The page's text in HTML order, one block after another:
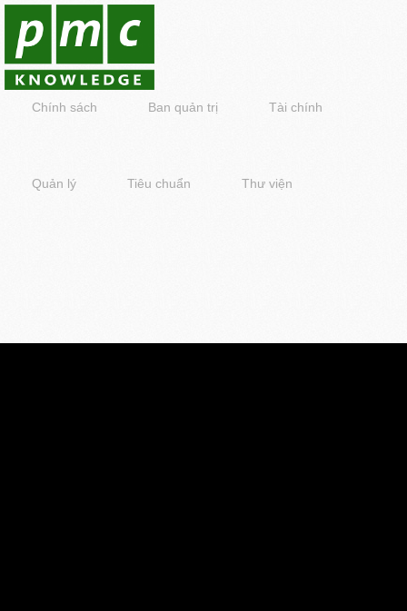
Chính sách Ban quản trị Tài chính
Quản lý Tiêu chuẩn Thư viện